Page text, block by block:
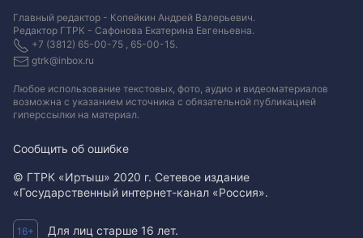
Главный редактор - Копейкин Андрей Валерьевич.
Редактор ГТРК - Сафонова Екатерина Евгеньевна.
+7 (3812) 65-00-75 , 65-00-15.
gtrk@inbox.ru
Любое использование текстовых, фото, аудио и видеоматериалов
возможна с указанием источника с обязательной публикацией
гиперссылки на материал.
Сообщить об ошибке
© ГТРК «Иртыш» 2020 г. Сетевое издание
«Государственный интернет-канал «Россия».
16+ Для лиц старше 16 лет.